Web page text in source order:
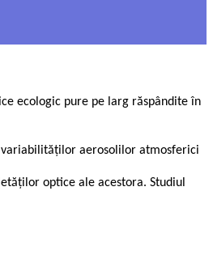
ecologic pure pe larg răspândite în
aerosolilor atmosferici
optice ale acestora. Studiul